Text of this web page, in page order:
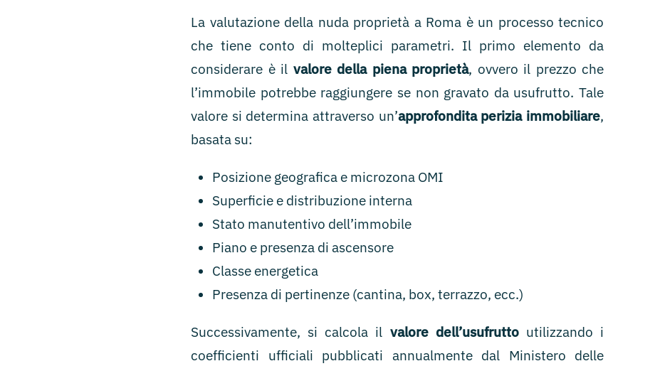
La valutazione della nuda proprietà a Roma è un processo tecnico
che tiene conto di molteplici parametri. Il primo elemento da
considerare è il valore della piena proprietà, ovvero il prezzo che
l’immobile potrebbe raggiungere se non gravato da usufrutto. Tale
valore si determina attraverso un’approfondita perizia immobiliare,
basata su:
Posizione geografica e microzona OMI
Superficie e distribuzione interna
Stato manutentivo dell’immobile
Piano e presenza di ascensore
Classe energetica
Presenza di pertinenze (cantina, box, terrazzo, ecc.)
Successivamente, si calcola il valore dell’usufruttoutilizzando i
coefficienti ufficiali pubblicati annualmente dal Ministero delle